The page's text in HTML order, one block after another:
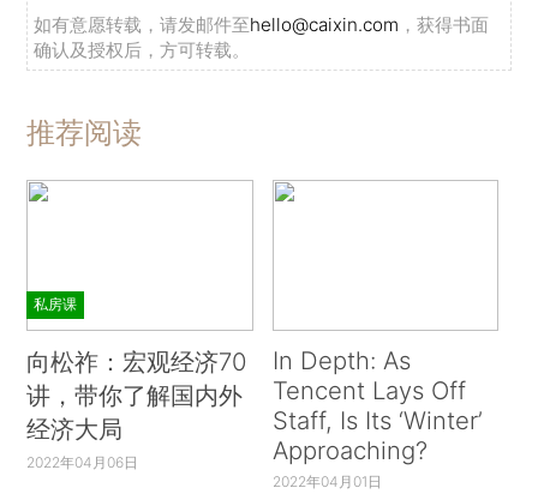
如有意愿转载，请发邮件至hello@caixin.com ，获得书面
确认及授权后，方可转载。
推荐阅读
私房课
向松祚：宏观经济70
讲，带你了解国内外
经济大局
2022年04月06日
In Depth: As
Tencent Lays Off
Staff, Is Its ‘Winter’
Approaching?
2022年04月01日